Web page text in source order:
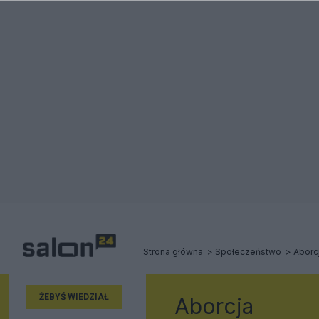
Strona główna Społeczeństwo
ŻEBYŚ WIEDZIAŁ Aborcja